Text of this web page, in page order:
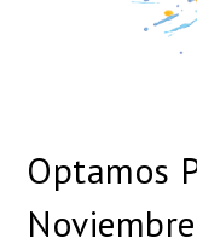
Optamos
Noviembre